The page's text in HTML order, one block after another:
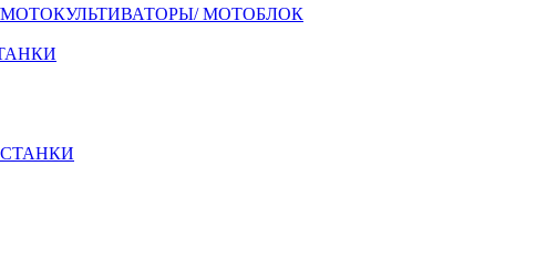
МОТОБЛОК